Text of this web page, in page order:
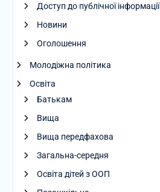
Доступ до публічної інформації
Новини
Оголошення
Молодіжна політика
Освіта
Батькам
Вища
Вища передфахова
Загальна-середня
Освіта дітей з ООП